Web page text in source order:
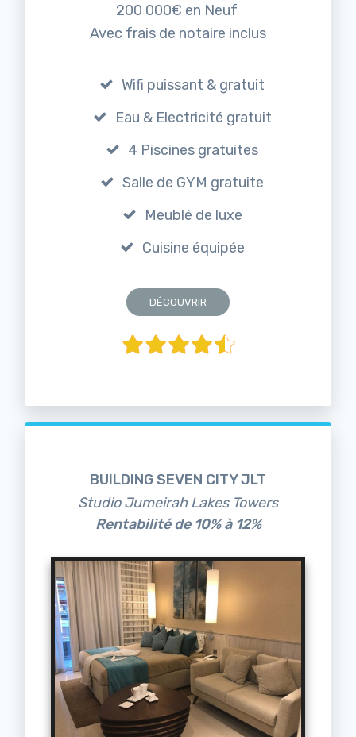
200 000€ en Neuf
Avec frais de notaire inclus
Wifi puissant & gratuit
Eau & Electricité gratuit
4 Piscines gratuites
Salle de GYM gratuite
Meublé de luxe
Cuisine équipée
DÉCOUVRIR
BUILDING SEVEN CITY JLT
Studio Jumeirah Lakes Towers
Rentabilité de 10% à 12%